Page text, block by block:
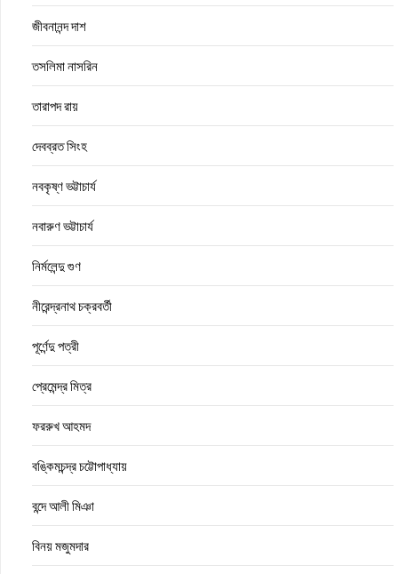
জীবনানন্দ দাশ
তসলিমা নাসরিন
তারাপদ রায়
দেবব্রত সিংহ
নবকৃষ্ণ ভট্টাচার্য
নবারুণ ভট্টাচার্য
নির্মলেন্দু গুণ
নীরেন্দ্রনাথ চক্রবর্তী
পূর্ণেন্দু পত্রী
প্রেমেন্দ্র মিত্র
ফররুখ আহমদ
বঙ্কিমচন্দ্র চট্টোপাধ্যায়
বন্দে আলী মিঞা
বিনয় মজুমদার